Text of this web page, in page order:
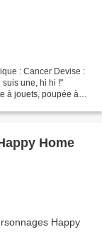
: Cancer Devise :
suis une, hi hi !"
à jouets, poupée à
Home